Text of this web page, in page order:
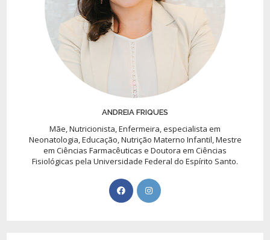
ANDREIA FRIQUES
Mãe, Nutricionista, Enfermeira, especialista em
Neonatologia, Educação, Nutrição Materno Infantil, Mestre
em Ciências Farmacêuticas e Doutora em Ciências
Fisiológicas pela Universidade Federal do Espírito Santo.